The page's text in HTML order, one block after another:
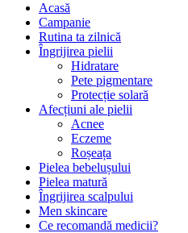
Acasă
Campanie
Rutina ta zilnică
Îngrijirea pielii
Hidratare
Pete pigmentare
Protecție solară
Afecțiuni ale pielii
Acnee
Eczeme
Roșeața
Pielea bebelușului
Pielea matură
Îngrijirea scalpului
Men skincare
Ce recomandă medicii?